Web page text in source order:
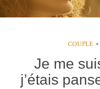
COUPLE
Je me
j’étais